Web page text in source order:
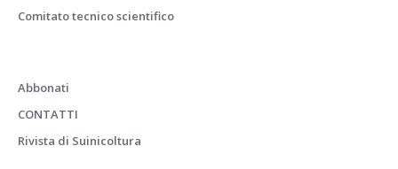
Comitato tecnico scientifico
Abbonati
CONTATTI
Rivista di Suinicoltura